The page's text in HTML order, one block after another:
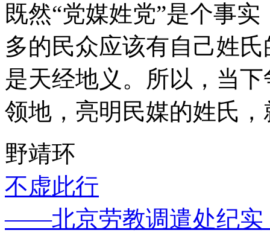
既然“党媒姓党”是个事
多的民众应该有自己姓
是天经地义。所以，当
领地，亮明民媒的姓氏
野靖环
不虚此行
——北京劳教调遣处纪实